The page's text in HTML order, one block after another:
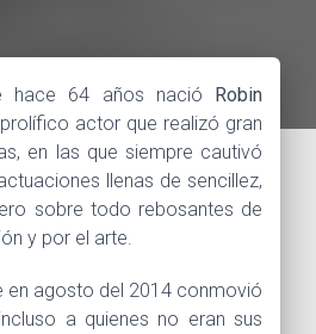
hace 64 años nació Robin
actor que realizó gran
en las que siempre cautivó
llenas de sencillez,
sobre todo rebosantes de
y por el arte.
en agosto del 2014 conmovió
a quienes no eran sus